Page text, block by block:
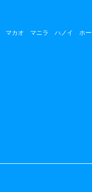
マカオ マニラ ハノイ ホ